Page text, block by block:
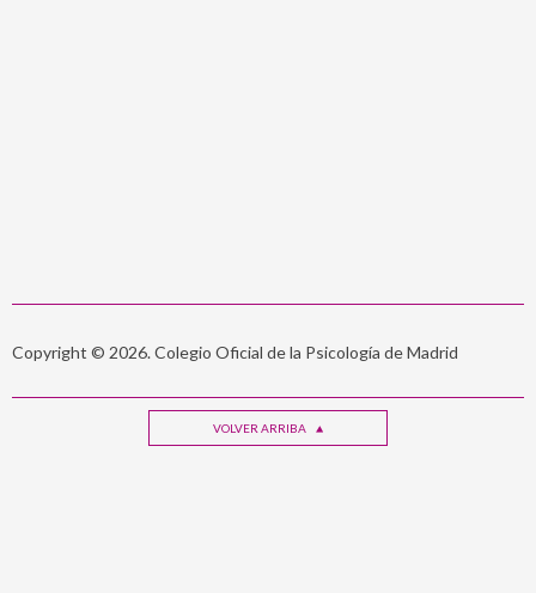
Copyright © 2026. Colegio Oficial de la Psicología de Madrid
VOLVER ARRIBA